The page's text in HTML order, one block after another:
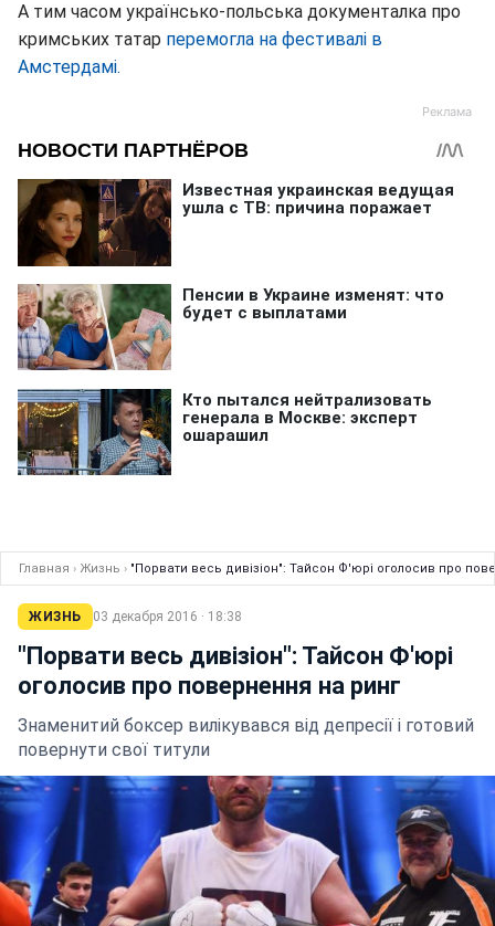
А тим часом українсько-польська документалка про
кримських татар перемогла на фестивалі в
Амстердамі.
Главная › Жизнь › "Порвати весь дивізіон": Тайсон Ф'юрі оголосив про
ЖИЗНЬ 03 декабря 2016 · 18:38
"Порвати весь дивізіон": Тайсон Ф'юрі
оголосив про повернення на ринг
Знаменитий боксер вилікувався від депресії і готовий
повернути свої титули